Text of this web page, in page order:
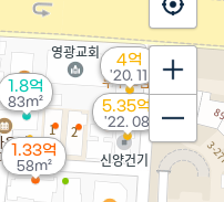
1.8억
83m² 5.35억
'22. 08
1.33억
58m²
4억
'20. 11